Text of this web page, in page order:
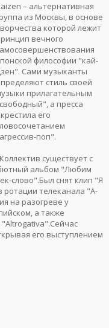
– альтернативная
из Москвы, в основе
которой лежит
вечного
философии "кай-
Сами музыканты
стиль своей
прилагательным
а пресса
его
поп".
существует с
альбом "Любим
слово".Был снят клип "Я
телеканала "A-
на разогреве у
а также
его выступлением